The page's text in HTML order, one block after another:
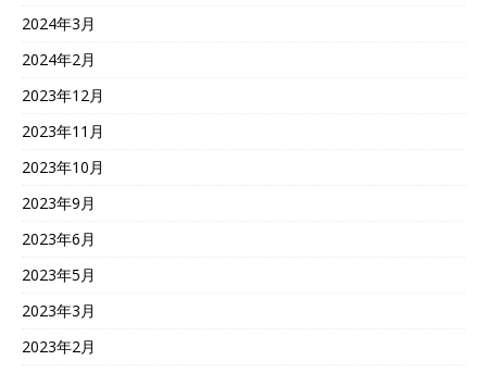
2024年3月
2024年2月
2023年12月
2023年11月
2023年10月
2023年9月
2023年6月
2023年5月
2023年3月
2023年2月